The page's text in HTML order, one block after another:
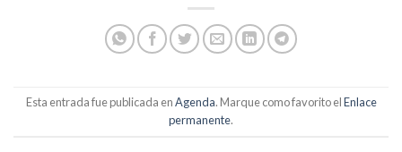
Esta entrada fue publicada enAgenda. Marque como favorito elEnlace
permanente.